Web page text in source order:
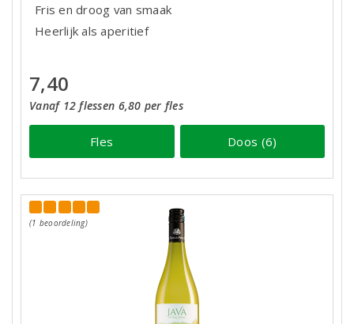
Fris en droog van smaak
Heerlijk als aperitief
7,40
Vanaf 12 flessen 6,80 per fles
Fles Doos (6)
(1 beoordeling)